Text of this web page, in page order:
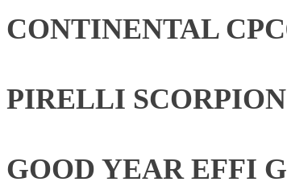
CONTINENTAL
PIRELLI SCORPION
GOOD YEAR EFFI